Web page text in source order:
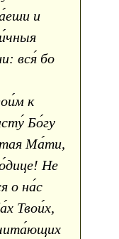
и
вся́ бо
к
Бо́гу
Ма́ти,
Не
о на́с
Твои́х,